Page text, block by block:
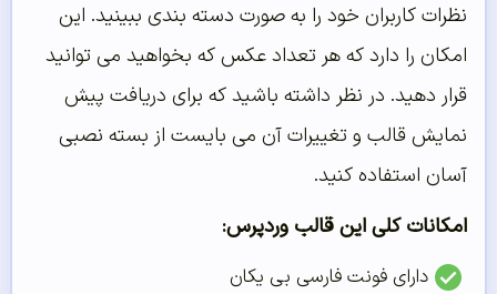
نظرات کاربران خود را به صورت دسته بندی ببینید. این
امکان را دارد که هر تعداد عکس که بخواهید می توانید
قرار دهید. در نظر داشته باشید که برای دریافت پیش
نمایش قالب و تغییرات آن می بایست از بسته نصبی
آسان استفاده کنید.
امکانات کلی این قالب وردپرس:
دارای فونت فارسی بی یکان